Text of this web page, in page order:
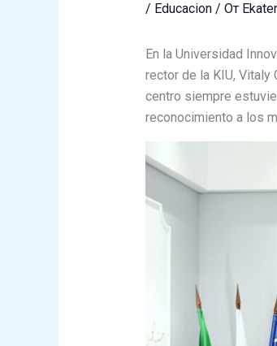
/ Educacion/ От
En la Universidad
rector de la KIU, Vitaly
centro siempre
reconocimiento a los